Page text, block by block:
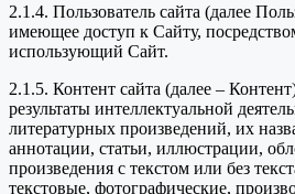
2.1.4. Пользователь сайта (далее
имеющее доступ к Сайту,
использующий Сайт.
2.1.5. Контент сайта (далее –
результаты интеллектуальной
литературных произведений, их
аннотации, статьи, иллюстрации,
произведения с текстом или без
текстовые, фотографические,